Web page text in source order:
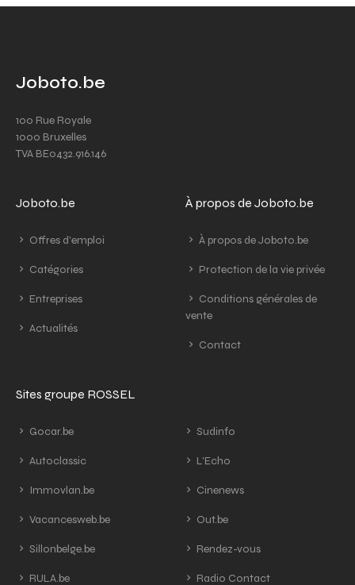
Joboto.be
100 Rue Royale
1000 Bruxelles
TVA BE0432.916.146
Joboto.be
Offres d'emploi
Catégories
Entreprises
Actualités
À propos de Joboto.be
À propos de Joboto.be
Protection de la vie privée
Conditions générales de
vente
Contact
Sites groupe ROSSEL
Gocar.be
Autoclassic
Immovlan.be
Vacancesweb.be
Sillonbelge.be
RULA.be
Sudinfo
L'Echo
Cinenews
Out.be
Rendez-vous
Radio Contact